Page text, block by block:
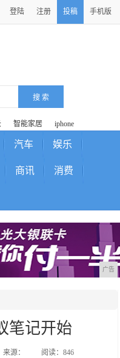
登陆 注册 投稿 手机版
智能家居 iphone
汽车 娱乐
商讯 消费
广告
笔记开始
来源： 阅读：846